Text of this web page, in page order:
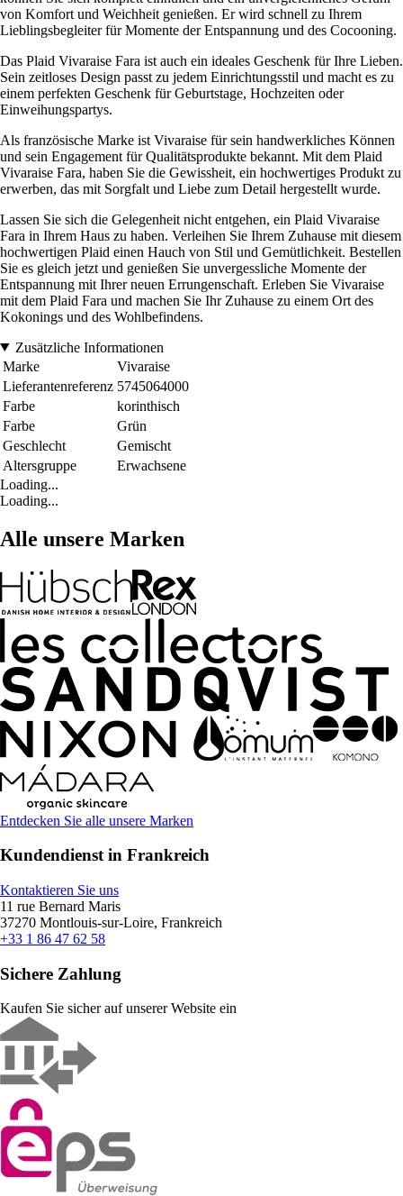
von Komfort und Weichheit genießen. Er wird schnell zu Ihrem
Lieblingsbegleiter für Momente der Entspannung und des Cocooning.
Das Plaid Vivaraise Fara ist auch ein ideales Geschenk für Ihre Lieben.
Sein zeitloses Design passt zu jedem Einrichtungsstil und macht es zu
einem perfekten Geschenk für Geburtstage, Hochzeiten oder
Einweihungspartys.
Als französische Marke ist Vivaraise für sein handwerkliches Können
und sein Engagement für Qualitätsprodukte bekannt. Mit dem Plaid
Vivaraise Fara, haben Sie die Gewissheit, ein hochwertiges Produkt zu
erwerben, das mit Sorgfalt und Liebe zum Detail hergestellt wurde.
Lassen Sie sich die Gelegenheit nicht entgehen, ein Plaid Vivaraise
Fara in Ihrem Haus zu haben. Verleihen Sie Ihrem Zuhause mit diesem
hochwertigen Plaid einen Hauch von Stil und Gemütlichkeit. Bestellen
Sie es gleich jetzt und genießen Sie unvergessliche Momente der
Entspannung mit Ihrer neuen Errungenschaft. Erleben Sie Vivaraise
mit dem Plaid Fara und machen Sie Ihr Zuhause zu einem Ort des
Kokonings und des Wohlbefindens.
Zusätzliche Informationen
Marke
Vivaraise
Lieferantenreferenz 5745064000
Farbe
korinthisch
Farbe
Grün
Geschlecht
Gemischt
Altersgruppe
Erwachsene
Loading...
Loading...
Alle unsere Marken
Entdecken Sie alle unsere Marken
Kundendienst in Frankreich
Kontaktieren Sie uns
11 rue Bernard Maris
37270 Montlouis-sur-Loire, Frankreich
+33 1 86 47 62 58
Sichere Zahlung
Kaufen Sie sicher auf unserer Website ein